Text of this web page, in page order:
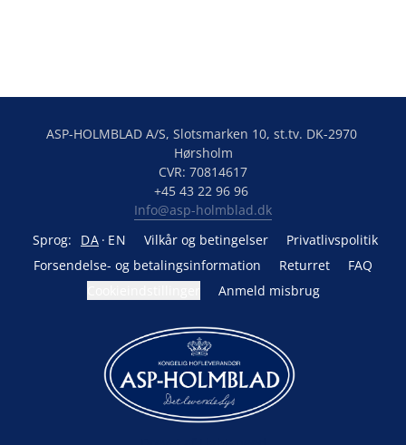
ASP-HOLMBLAD A/S, Slotsmarken 10, st.tv. DK-2970
Hørsholm
CVR: 70814617
Info@asp-holmblad.dk
Sprog:
DA EN Vilkår og betingelser
Privatlivspolitik
Forsendelse- og betalingsinformation
Returret
FAQ
Anmeld misbrug